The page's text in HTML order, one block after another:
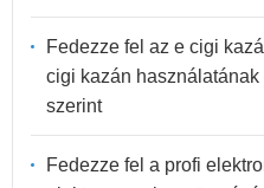
Fedezze fel az e cigi
cigi kazán
szerint
Fedezze fel a profi